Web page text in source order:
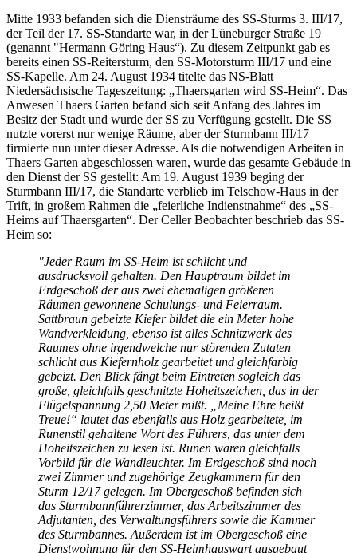
Mitte 1933 befanden sich die Diensträume des SS-Sturms 3. III/17,
der Teil der 17. SS-Standarte war, in der Lüneburger Straße 19
(genannt "Hermann Göring Haus“). Zu diesem Zeitpunkt gab es
bereits einen SS-Reitersturm, den SS-Motorsturm III/17 und eine
SS-Kapelle. Am 24. August 1934 titelte das NS-Blatt
Niedersächsische Tageszeitung: „Thaersgarten wird SS-Heim“. Das
Anwesen Thaers Garten befand sich seit Anfang des Jahres im
Besitz der Stadt und wurde der SS zu Verfügung gestellt. Die SS
nutzte vorerst nur wenige Räume, aber der Sturmbann III/17
firmierte nun unter dieser Adresse. Als die notwendigen Arbeiten in
Thaers Garten abgeschlossen waren, wurde das gesamte Gebäude in
den Dienst der SS gestellt: Am 19. August 1939 beging der
Sturmbann III/17, die Standarte verblieb im Telschow-Haus in der
Trift, in großem Rahmen die „feierliche Indienstnahme“ des „SS-
Heims auf Thaersgarten“. Der Celler Beobachter beschrieb das SS-
Heim so:
"Jeder Raum im SS-Heim ist schlicht und
ausdrucksvoll gehalten. Den Hauptraum bildet im
Erdgeschoß der aus zwei ehemaligen größeren
Räumen gewonnene Schulungs- und Feierraum.
Sattbraun gebeizte Kiefer bildet die ein Meter hohe
Wandverkleidung, ebenso ist alles Schnitzwerk des
Raumes ohne irgendwelche nur störenden Zutaten
schlicht aus Kiefernholz gearbeitet und gleichfarbig
gebeizt. Den Blick fängt beim Eintreten sogleich das
große, gleichfalls geschnitzte Hoheitszeichen, das in der
Flügelspannung 2,50 Meter mißt. „Meine Ehre heißt
Treue!“ lautet das ebenfalls aus Holz gearbeitete, im
Runenstil gehaltene Wort des Führers, das unter dem
Hoheitszeichen zu lesen ist. Runen waren gleichfalls
Vorbild für die Wandleuchter. Im Erdgeschoß sind noch
zwei Zimmer und zugehörige Zeugkammern für den
Sturm 12/17 gelegen. Im Obergeschoß befinden sich
das Sturmbannführerzimmer, das Arbeitszimmer des
Adjutanten, des Verwaltungsführers sowie die Kammer
des Sturmbannes. Außerdem ist im Obergeschoß eine
Dienstwohnung für den SS-Heimhauswart ausgebaut